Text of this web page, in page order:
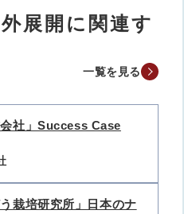
展開に関連す
一覧を見る
会社」Success Case
栽培研究所」日本のナ